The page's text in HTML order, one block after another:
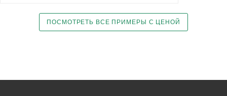
ПОСМОТРЕТЬ ВСЕ ПРИМЕРЫ С ЦЕНОЙ